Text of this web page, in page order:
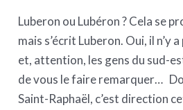
Luberon ou Lubéron ? Cela se
mais s’écrit Luberon. Oui, il n’y
et, attention, les gens du sud-
de vous le faire remarquer…
Saint-Raphaël, c’est direction